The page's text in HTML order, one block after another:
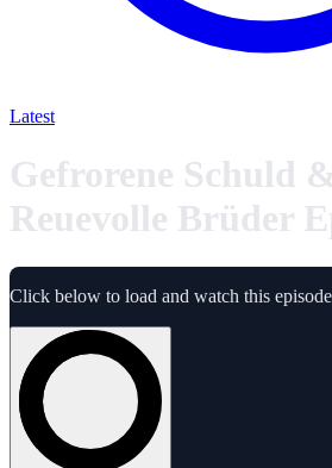
Latest
Gefrorene Schuld
Reuevolle Brüder
Click below to load and watch this episode